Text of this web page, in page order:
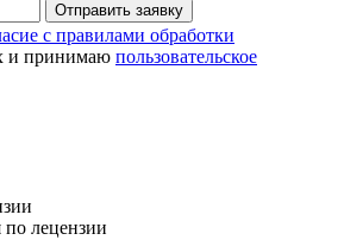
Отправить заявку
с правилами обработки
и принимаю пользовательское
лецензии